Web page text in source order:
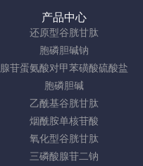
产品中心
还原型谷胱甘肽
胞磷胆碱钠
腺苷蛋氨酸对甲苯磺酸硫酸盐
胞磷胆碱
乙酰基谷胱甘肽
烟酰胺单核苷酸
氧化型谷胱甘肽
三磷酸腺苷二钠